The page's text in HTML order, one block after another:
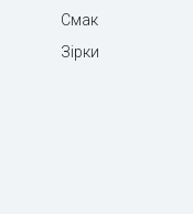
Смак
Зірки